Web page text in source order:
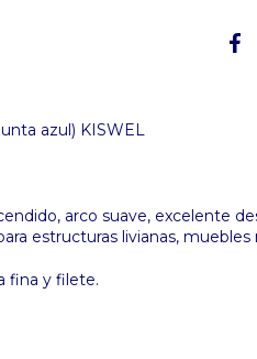
azul) KISWEL
arco suave, excelente
estructuras livianas,
fina y filete.